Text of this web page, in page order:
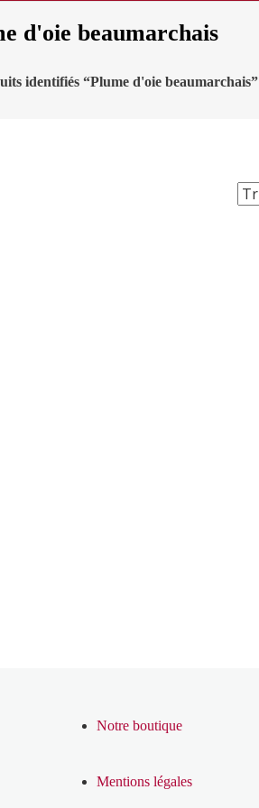
d'oie beaumarchais
identifiés “Plume d'oie beaumarchais”
Notre boutique
Mentions légales